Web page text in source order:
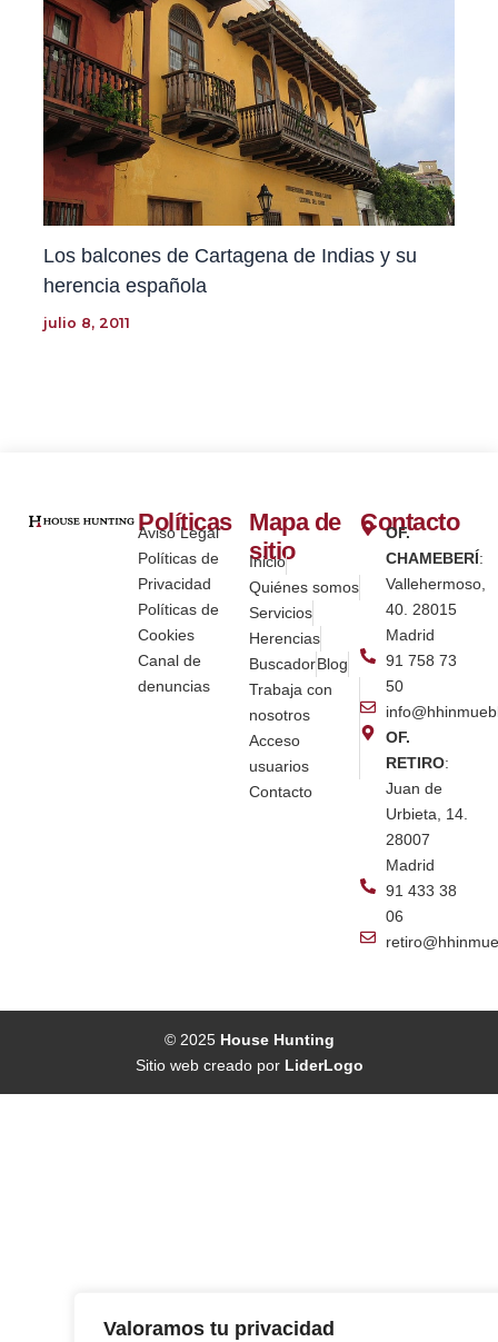
Valoramos tu privacidad
Los balcones de Cartagena de Indias y su
herencia española
julio 8, 2011
Políticas
Aviso Legal
Políticas de
Privacidad
Políticas de
Cookies
Canal de
denuncias
Mapa de
sitio
Inicio
Quiénes somos
Servicios
Herencias
BuscadorBlog
Trabaja con
nosotros
Acceso
usuarios
Contacto
Contacto
OF.
CHAMEBERÍ:
Vallehermoso,
40. 28015
Madrid
91 758 73
50
OF.
RETIRO:
Juan de
Urbieta, 14.
28007
Madrid
91 433 38
06
© 2025House Hunting
Sitio web creado porLiderLogo